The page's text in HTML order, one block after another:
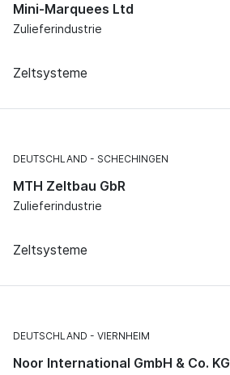
Mini-Marquees Ltd
Zulieferindustrie
Zeltsysteme
DEUTSCHLAND SCHECHINGEN
MTH Zeltbau GbR
Zulieferindustrie
Zeltsysteme
DEUTSCHLAND VIERNHEIM
Noor International GmbH & Co. KG